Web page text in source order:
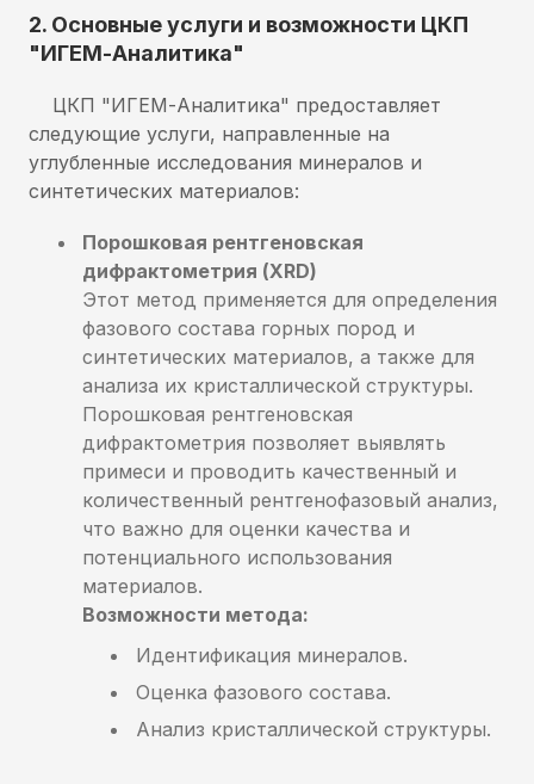
2. Основные услуги и возможности ЦКП
"ИГЕМ-Аналитика"
ЦКП "ИГЕМ-Аналитика" предоставляет
следующие услуги, направленные на
углубленные исследования минералов и
синтетических материалов:
Порошковая рентгеновская
дифрактометрия (XRD)
Этот метод применяется для определения
фазового состава горных пород и
синтетических материалов, а также для
анализа их кристаллической структуры.
Порошковая рентгеновская
дифрактометрия позволяет выявлять
примеси и проводить качественный и
количественный рентгенофазовый анализ,
что важно для оценки качества и
потенциального использования
материалов.
Возможности метода:
Идентификация минералов.
Оценка фазового состава.
Анализ кристаллической структуры.